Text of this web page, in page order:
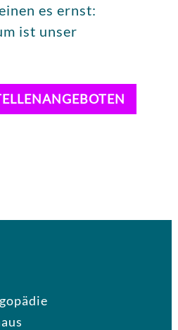
es ernst:
ist unser